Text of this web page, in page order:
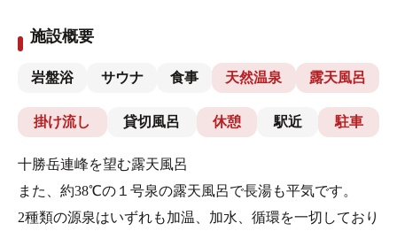
施設概要
岩盤浴 サウナ 食事 天然温泉 露天風呂
掛け流し 貸切風呂 休憩 駅近 駐車
十勝岳連峰を望む露天風呂
また、約38℃の１号泉の露天風呂で長湯も平気です。
2種類の源泉はいずれも加温、加水、循環を一切しており